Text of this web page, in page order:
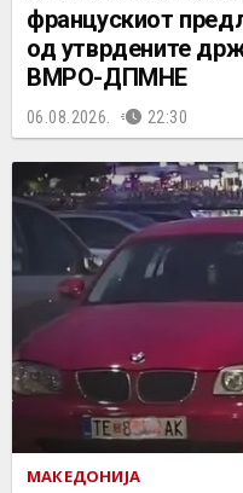
францускиот
од утврдените
ВМРО-ДПМНЕ
06.08.2026. 22:30
МАКЕДОНИЈА